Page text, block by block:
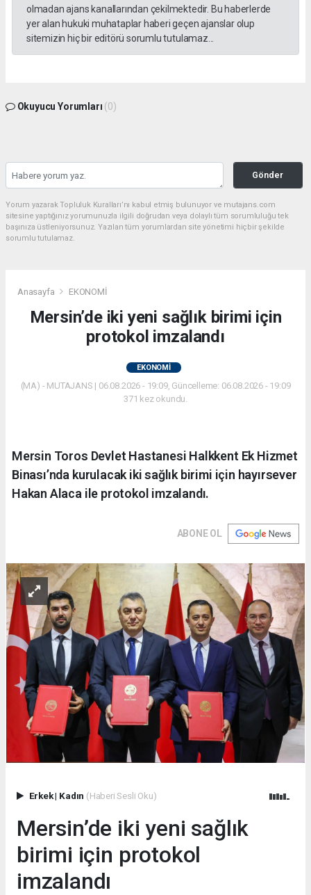
olmadan ajans kanallarından çekilmektedir. Bu haberlerde
yer alan hukuki muhataplar haberi geçen ajanslar olup
sitemizin hiç bir editörü sorumlu tutulamaz...
Okuyucu Yorumları (0)
Gönder
Yorum yazarak Topluluk Kuralları’nı kabul etmiş bulunuyor ve mutajans.com
sitesine yaptığınız yorumunuzla ilgili doğrudan veya dolaylı tüm sorumluluğu tek
başınıza üstleniyorsunuz. Yazılan tüm yorumlardan site yönetimi hiçbir şekilde
sorumlu tutulamaz.
Anasayfa EKONOMİ
Mersin’de iki yeni sağlık birimi için
protokol imzalandı
EKONOMİ
(MA) - MUTAJANS | 06.08.2026 - 19:09, Güncelleme: 06.08.2026 - 19:09
371 kez okundu.
Mersin Toros Devlet Hastanesi Halkkent Ek Hizmet
Binası’nda kurulacak iki sağlık birimi için hayırsever
Hakan Alaca ile protokol imzalandı.
ABONE OL
Erkek| Kadın (Haberi Sesli Oku)
Mersin’de iki yeni sağlık
birimi için protokol
imzalandı